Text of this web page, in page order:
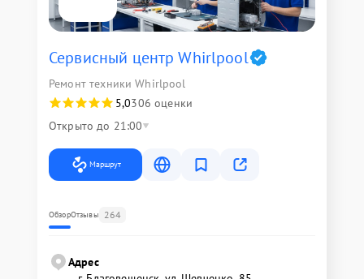
Сервисный центр Whirlpool
Ремонт техники Whirlpool
5,0306 оценки
Открыто до 21:00
Маршрут
ОбзорОтзывы 264
Адрес